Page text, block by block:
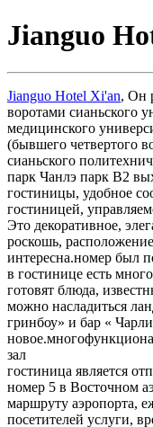
Jianguo
Jianguo Hotel Xi'an, Он
воротами сианьского
медицинского
(бывшего четвертого
сианьского
парк Чанлэ парк В2
гостиницы, удобное
гостиницей,
Это декоративное,
роскошь,
интересна.номер был
в гостинице есть
готовят блюда,
можно насладиться
гринбоу» и бар «
зал
гостиница является
номер 5 в Восточном
маршруту аэропорта,
посетителей услуги,